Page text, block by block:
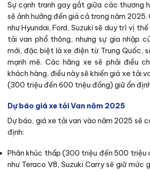
Sự cạnh tranh gay gắt giữa các thương
sẽ ảnh hưởng đến giá cả trong năm 2025.
như Hyundai, Ford, Suzuki sẽ duy trì vị
tải van phổ thông, nhưng sự gia nhập
mới, đặc biệt là xe điện từ Trung Quốc,
mạnh mẽ. Các hãng xe sẽ phải điều
khách hàng, điều này sẽ khiến giá xe tải
(300 triệu đến 600 triệu đồng) giữ ổn
Dự báo giá xe tải Van năm 2025
Dự báo, giá xe tải van vào năm 2025 sẽ
định:
Phân khúc thấp (300 triệu đến 500 triệu
như Teraco V8, Suzuki Carry sẽ giữ mức